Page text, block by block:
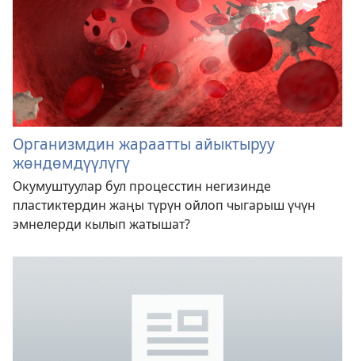
Организмдин жараатты айыктыруу
жөндөмдүүлүгү
Окумуштуулар бул процесстин негизинде
пластиктердин жаңы түрүн ойлоп чыгарыш үчүн
эмнелерди кылып жатышат?